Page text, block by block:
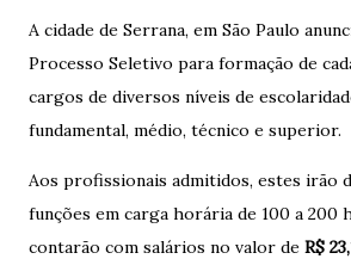
A cidade de Serrana, em São Paulo
Processo Seletivo para formação de
cargos de diversos níveis de
fundamental, médio, técnico e superior.
Aos profissionais admitidos, estes irão
funções em carga horária de 100 a 200
contarão com salários no valor de R$